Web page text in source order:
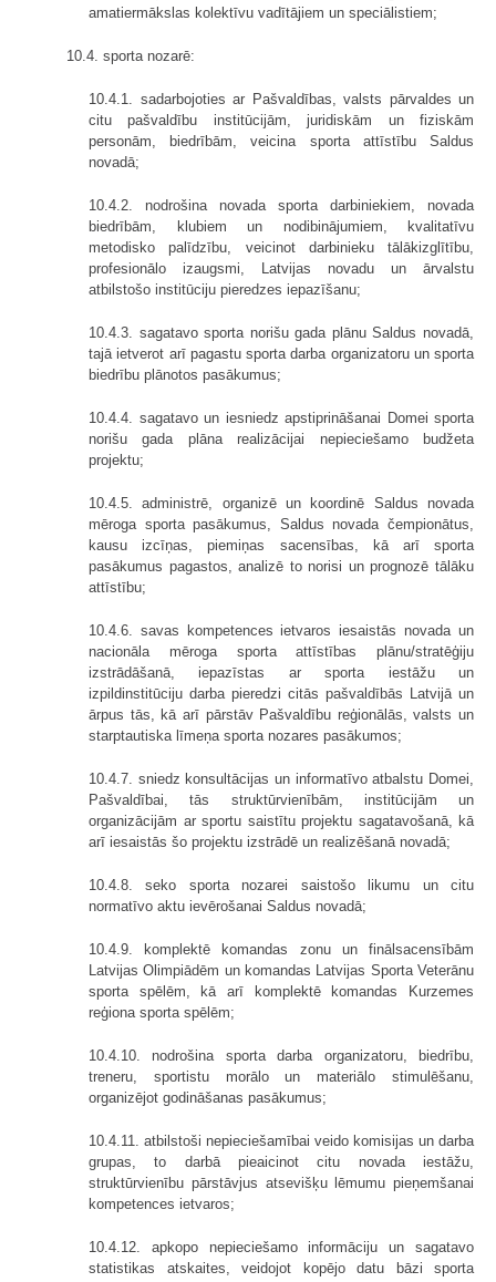
amatiermākslas kolektīvu vadītājiem un speciālistiem;
10.4. sporta nozarē:
10.4.1. sadarbojoties ar Pašvaldības, valsts pārvaldes un
citu pašvaldību institūcijām, juridiskām un fiziskām
personām, biedrībām, veicina sporta attīstību Saldus
novadā;
10.4.2. nodrošina novada sporta darbiniekiem, novada
biedrībām, klubiem un nodibinājumiem, kvalitatīvu
metodisko palīdzību, veicinot darbinieku tālākizglītību,
profesionālo izaugsmi, Latvijas novadu un ārvalstu
atbilstošo institūciju pieredzes iepazīšanu;
10.4.3. sagatavo sporta norišu gada plānu Saldus novadā,
tajā ietverot arī pagastu sporta darba organizatoru un sporta
biedrību plānotos pasākumus;
10.4.4. sagatavo un iesniedz apstiprināšanai Domei sporta
norišu gada plāna realizācijai nepieciešamo budžeta
projektu;
10.4.5. administrē, organizē un koordinē Saldus novada
mēroga sporta pasākumus, Saldus novada čempionātus,
kausu izcīņas, piemiņas sacensības, kā arī sporta
pasākumus pagastos, analizē to norisi un prognozē tālāku
attīstību;
10.4.6. savas kompetences ietvaros iesaistās novada un
nacionāla mēroga sporta attīstības plānu/stratēģiju
izstrādāšanā, iepazīstas ar sporta iestāžu un
izpildinstitūciju darba pieredzi citās pašvaldībās Latvijā un
ārpus tās, kā arī pārstāv Pašvaldību reģionālās, valsts un
starptautiska līmeņa sporta nozares pasākumos;
10.4.7. sniedz konsultācijas un informatīvo atbalstu Domei,
Pašvaldībai, tās struktūrvienībām, institūcijām un
organizācijām ar sportu saistītu projektu sagatavošanā, kā
arī iesaistās šo projektu izstrādē un realizēšanā novadā;
10.4.8. seko sporta nozarei saistošo likumu un citu
normatīvo aktu ievērošanai Saldus novadā;
10.4.9. komplektē komandas zonu un finālsacensībām
Latvijas Olimpiādēm un komandas Latvijas Sporta Veterānu
sporta spēlēm, kā arī komplektē komandas Kurzemes
reģiona sporta spēlēm;
10.4.10. nodrošina sporta darba organizatoru, biedrību,
treneru, sportistu morālo un materiālo stimulēšanu,
organizējot godināšanas pasākumus;
10.4.11. atbilstoši nepieciešamībai veido komisijas un darba
grupas, to darbā pieaicinot citu novada iestāžu,
struktūrvienību pārstāvjus atsevišķu lēmumu pieņemšanai
kompetences ietvaros;
10.4.12. apkopo nepieciešamo informāciju un sagatavo
statistikas atskaites, veidojot kopējo datu bāzi sporta